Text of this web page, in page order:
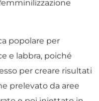
popolare per
e labbra, poiché
per creare risultati
prelevato da aree